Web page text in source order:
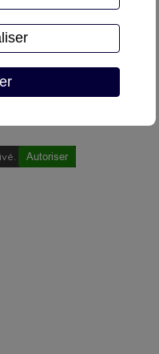
Autoriser